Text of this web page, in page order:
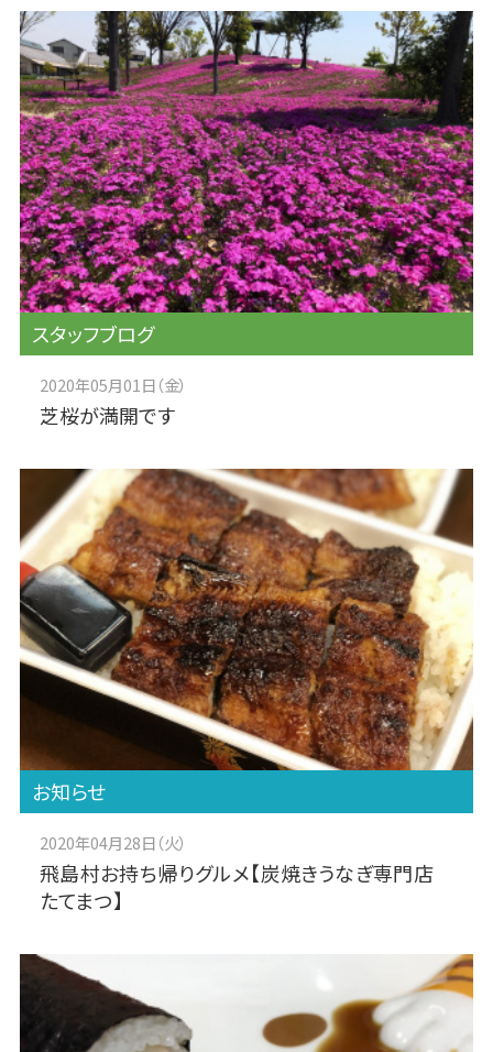
2020年05月01日（金）
芝桜が満開です
スタッフブログ
2020年04月28日（火）
飛島村お持ち帰りグルメ【炭焼きうなぎ専門店
たてまつ】
お知らせ